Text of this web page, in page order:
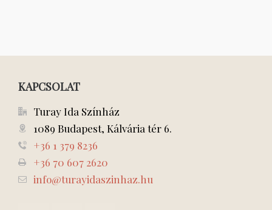
KAPCSOLAT
Turay Ida Színház
1089 Budapest, Kálvária tér 6.
+36 1 379 8236
+36 70 607 2620
info@turayidaszinhaz.hu